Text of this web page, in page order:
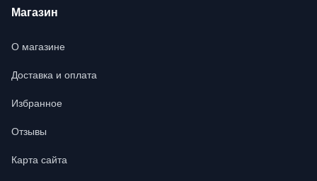
Магазин
О магазине
Доставка и оплата
Избранное
Отзывы
Карта сайта